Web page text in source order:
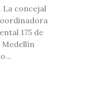
concejal
175 de
Medellín